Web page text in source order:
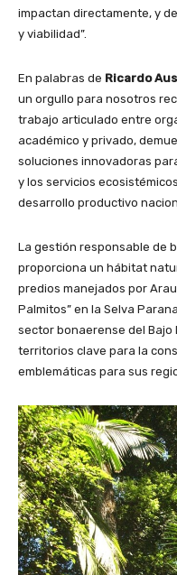
impactan directamente, y
y viabilidad”.
En palabras de Ricardo
un orgullo para nosotros
trabajo articulado entre
académico y privado,
soluciones innovadoras
y los servicios
desarrollo productivo
La gestión responsable de
proporciona un hábitat
predios manejados por
Palmitos” en la Selva
sector bonaerense del
territorios clave para la
emblemáticas para sus